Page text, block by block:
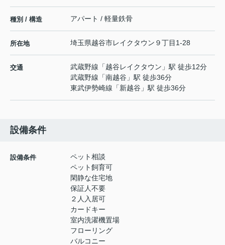
種別 / 構造 アパート / 軽量鉄骨
所在地 埼玉県越谷市レイクタウン ９丁目1-28
交通 武蔵野線 「越谷レイクタウン 」駅 徒歩12分
武蔵野線 「南越谷 」駅 徒歩36分
東武伊勢崎線 「新越谷 」駅 徒歩36分
設備条件
設備条件
ペット相談
ペット飼育可
閑静な住宅地
保証人不要
２人入居可
カードキー
室内洗濯機置場
フローリング
バルコニー